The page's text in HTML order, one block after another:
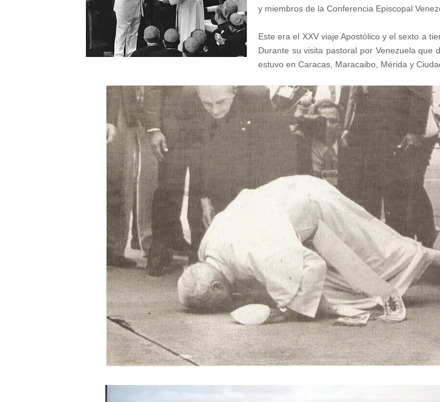
y miembros de la Conferencia Episcopal
Este era el XXV viaje Apostólico y el sexto a
Durante su visita pastoral por Venezuela que
estuvo en Caracas, Maracaibo, Mérida y